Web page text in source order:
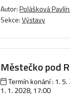
Autor:Polášková
Sekce:Výstavy
Městečko pod
Termín konání : 1.
1. 1. 2028, 17:00